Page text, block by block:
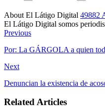
About El Látigo Digital 49882
El Látigo Digital somos
Website
Facebook
Previous
Por: La GÁRGOLA a quien
Next
Denuncian la existencia de
Related Articles